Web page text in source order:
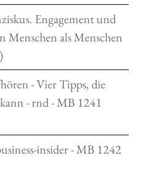
Engagement und
Menschen als Menschen
- Vier Tipps, die
- rnd - MB 1241
insider - MB 1242